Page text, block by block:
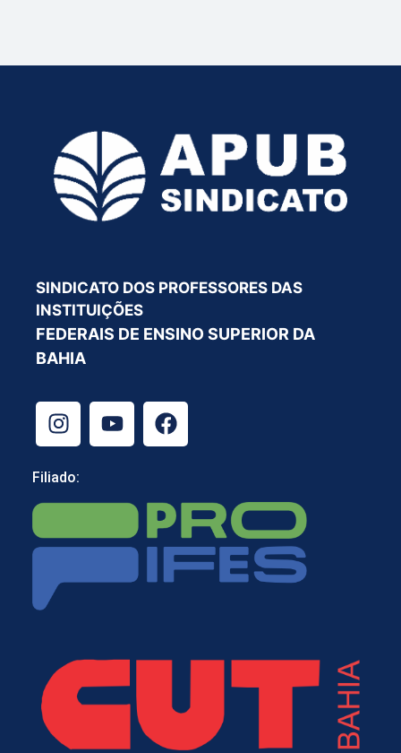
SINDICATO DOS PROFESSORES DAS
INSTITUIÇÕES
FEDERAIS DE ENSINO SUPERIOR DA
BAHIA
Filiado: